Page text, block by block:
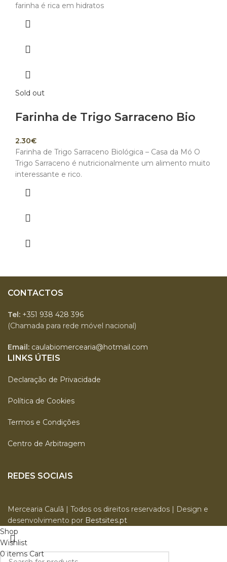
farinha é rica em hidratos
Sold out
Farinha de Trigo Sarraceno Bio
2.30€
Farinha de Trigo Sarraceno Biológica – Casa da Mó O
Trigo Sarraceno é nutricionalmente um alimento muito
interessante e rico.
CONTACTOS
Tel: +351 938 428 396
(Chamada para rede móvel nacional)
Email: caulabiomercearia@hotmail.com
LINKS ÚTEIS
Declaração de Privacidade
Política de Cookies
Termos e Condições
Centro de Arbitragem
REDES SOCIAIS
Mercearia Caulã | Todos os direitos reservados | Design e
desenvolvimento por Bestsites.pt
Shop
Wishlist
0items Cart